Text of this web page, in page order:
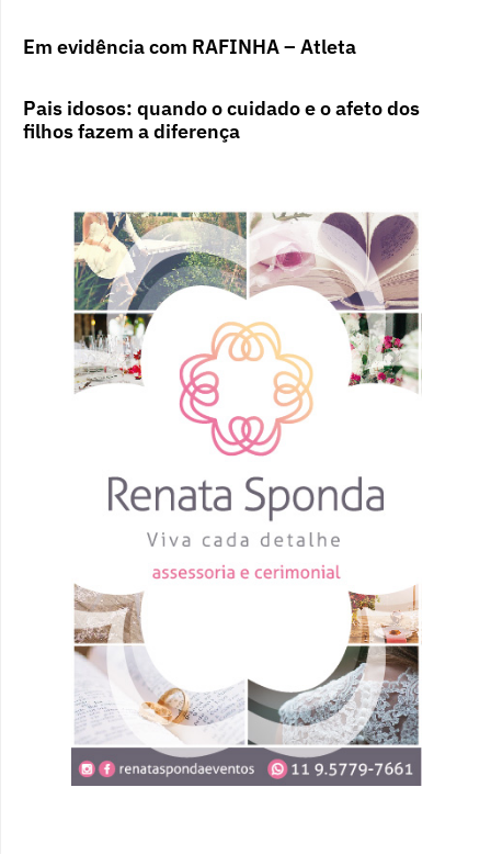
Em evidência com RAFINHA – Atleta
Pais idosos: quando o cuidado e o afeto dos
filhos fazem a diferença